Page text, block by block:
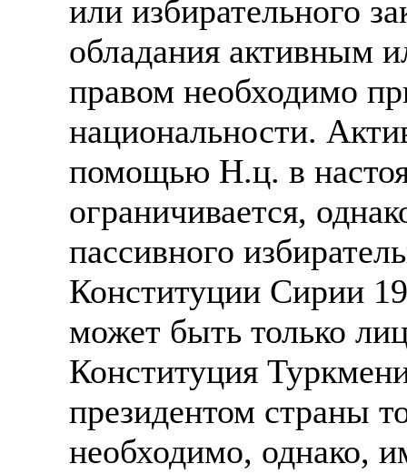
или избирательного
обладания активным
правом необходимо
национальности.
помощью Н.ц. в
ограничивается,
пассивного
Конституции Сирии
может быть только
Конституция
президентом страны
необходимо, однако,